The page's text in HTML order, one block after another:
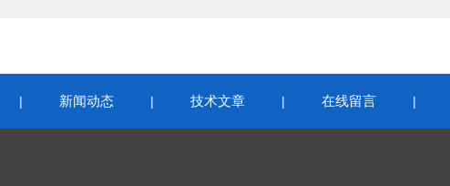
| 新闻动态 | 技术文章 | 在线留言 |